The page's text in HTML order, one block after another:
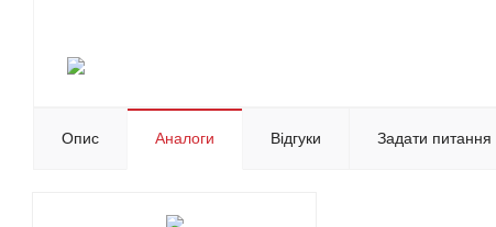
Опис Аналоги Відгуки Задати питання